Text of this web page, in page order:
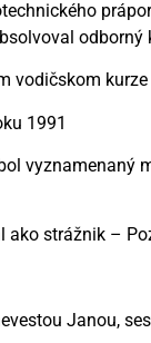
vodičskom
1991
ako strážnik –
Janou,